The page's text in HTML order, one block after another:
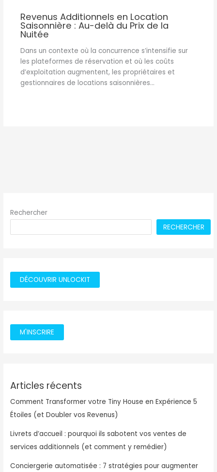
Rechercher
RECHERCHER
DÉCOUVRIR UNLOCKIT
M'INSCRIRE
Articles récents
Comment Transformer votre Tiny House en Expérience 5
Étoiles (et Doubler vos Revenus)
Livrets d’accueil : pourquoi ils sabotent vos ventes de
services additionnels (et comment y remédier)
Conciergerie automatisée : 7 stratégies pour augmenter
Revenus Additionnels en Location
Saisonnière : Au-delà du Prix de la
Nuitée
Dans un contexte où la concurrence s’intensifie sur
les plateformes de réservation et où les coûts
d’exploitation augmentent, les propriétaires et
gestionnaires de locations saisonnières…